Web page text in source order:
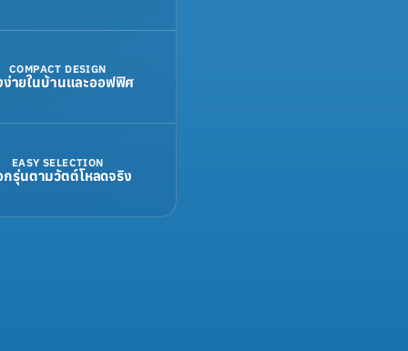
COMPACT DESIGN
ง่ายในบ้านและออฟฟิศ
EASY SELECTION
กรุ่นตามวัตต์โหลดจริง